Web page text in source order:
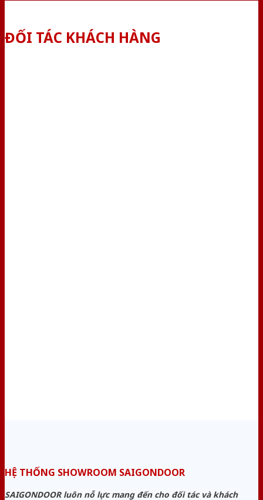
ĐỐI TÁC KHÁCH HÀNG
HỆ THỐNG SHOWROOM SAIGONDOOR
SAIGONDOOR luôn nỗ lực mang đến cho đối tác và khách